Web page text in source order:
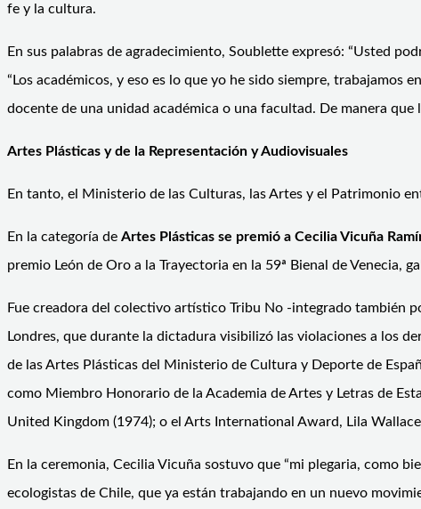
fe y la cultura.
En sus palabras de agradecimiento, Soublette expresó: “Usted
“Los académicos, y eso es lo que yo he sido siempre,
docente de una unidad académica o una facultad. De manera
Artes Plásticas y de la Representación y Audiovisuales
En tanto, el Ministerio de las Culturas, las Artes y el Patrimonio
En la categoría de Artes Plásticas se premió a Cecilia Vicuña
premio León de Oro a la Trayectoria en la 59ª Bienal de Venecia,
Fue creadora del colectivo artístico Tribu No -integrado también
Londres, que durante la dictadura visibilizó las violaciones a los
de las Artes Plásticas del Ministerio de Cultura y Deporte de
como Miembro Honorario de la Academia de Artes y Letras de
United Kingdom (1974); o el Arts International Award, Lila
En la ceremonia, Cecilia Vicuña sostuvo que “mi plegaria, como
ecologistas de Chile, que ya están trabajando en un nuevo